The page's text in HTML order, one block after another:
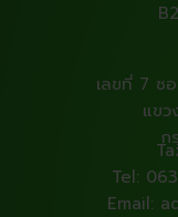
เลขที่ 7 ซ
แขว
ก
Tel:
Email: